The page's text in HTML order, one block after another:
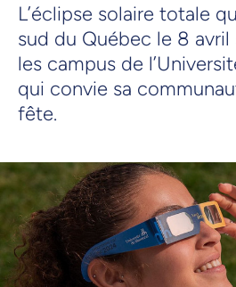
L’éclipse solaire totale
sud du Québec le 8 avril
les campus de
qui convie sa
fête.